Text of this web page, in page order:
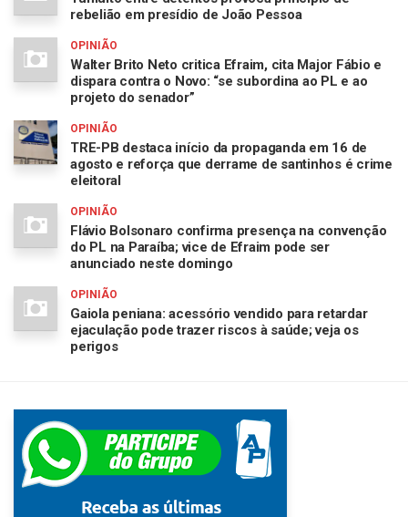
rebelião em presídio de João Pessoa
OPINIÃO
Walter Brito Neto critica Efraim, cita Major Fábio e
dispara contra o Novo: “se subordina ao PL e ao
projeto do senador”
OPINIÃO
TRE-PB destaca início da propaganda em 16 de
agosto e reforça que derrame de santinhos é crime
eleitoral
OPINIÃO
Flávio Bolsonaro confirma presença na convenção
do PL na Paraíba; vice de Efraim pode ser
anunciado neste domingo
OPINIÃO
Gaiola peniana: acessório vendido para retardar
ejaculação pode trazer riscos à saúde; veja os
perigos